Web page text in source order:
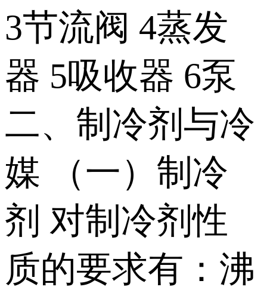
3节流阀 4蒸发
器 5吸收器 6泵
二、制冷剂与冷
媒 （一）制冷
剂 对制冷剂性
质的要求有：沸